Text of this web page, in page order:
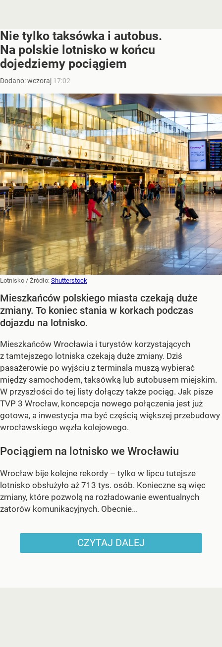
Nie tylko taksówka i autobus.
Na polskie lotnisko w końcu
dojedziemy pociągiem
Dodano:wczoraj 17:02
Lotnisko / Źródło: Shutterstock
Mieszkańców polskiego miasta czekają duże
zmiany. To koniec stania w korkach podczas
dojazdu na lotnisko.
Mieszkańców Wrocławia i turystów korzystających
z tamtejszego lotniska czekają duże zmiany. Dziś
pasażerowie po wyjściu z terminala muszą wybierać
między samochodem, taksówką lub autobusem miejskim.
W przyszłości do tej listy dołączy także pociąg. Jak pisze
TVP 3 Wrocław, koncepcja nowego połączenia jest już
gotowa, a inwestycja ma być częścią większej przebudowy
wrocławskiego węzła kolejowego.
Pociągiem na lotnisko we Wrocławiu
Wrocław bije kolejne rekordy – tylko w lipcu tutejsze
lotnisko obsłużyło aż 713 tys. osób. Konieczne są więc
zmiany, które pozwolą na rozładowanie ewentualnych
zatorów komunikacyjnych. Obecnie...
CZYTAJ DALEJ